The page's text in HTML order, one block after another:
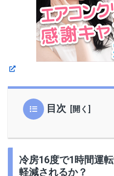
目次
冷房16度で1時間運
軽減されるか？